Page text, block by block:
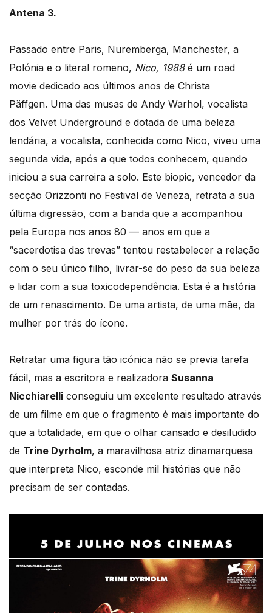
Antena 3.
Passado entre Paris, Nuremberga, Manchester, a
Polónia e o literal romeno, Nico, 1988é um road
movie dedicado aos últimos anos de Christa
Päffgen. Uma das musas de Andy Warhol, vocalista
dos Velvet Underground e dotada de uma beleza
lendária, a vocalista, conhecida como Nico, viveu uma
segunda vida, após a que todos conhecem, quando
iniciou a sua carreira a solo. Este biopic, vencedor da
secção Orizzonti no Festival de Veneza, retrata a sua
última digressão, com a banda que a acompanhou
pela Europa nos anos 80 — anos em que a
“sacerdotisa das trevas” tentou restabelecer a relação
com o seu único filho, livrar-se do peso da sua beleza
e lidar com a sua toxicodependência. Esta é a história
de um renascimento. De uma artista, de uma mãe, da
mulher por trás do ícone.
Retratar uma figura tão icónica não se previa tarefa
fácil, mas a escritora e realizadora Susanna
Nicchiarelli conseguiu um excelente resultado através
de um filme em que o fragmento é mais importante do
que a totalidade, em que o olhar cansado e desiludido
de Trine Dyrholm, a maravilhosa atriz dinamarquesa
que interpreta Nico, esconde mil histórias que não
precisam de ser contadas.